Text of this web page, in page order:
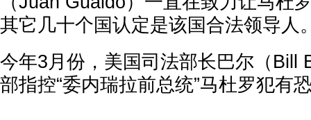
其它几十个国认定是该国合法领导人
今年3月份，美国司法部长巴尔（Bill
部指控“委内瑞拉前总统”马杜罗犯有